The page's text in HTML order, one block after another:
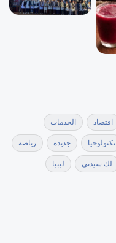
اقتصاد الخدمات
تكنولوجيا جديدة رياضة
لك سيدتي ليبيا